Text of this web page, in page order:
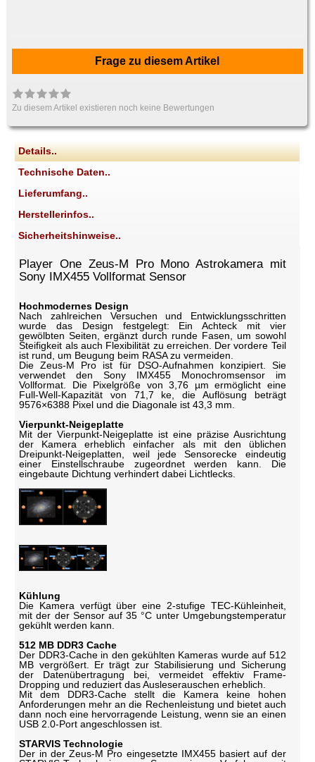
Frage zu diesem Artikel
Zu diesem Artikel existieren noch keine Bewertungen
Details..
Technische Daten..
Lieferumfang..
Herstellerinfos..
Sicherheitshinweise..
Player One Zeus-M Pro Mono Astrokamera mit
Sony IMX455 Vollformat Sensor
Hochmodernes Design
Nach zahlreichen Versuchen und Entwicklungsschritten
wurde das Design festgelegt: Ein Achteck mit vier
gewölbten Seiten, ergänzt durch runde Fasen, um sowohl
Steifigkeit als auch Flexibilität zu erreichen. Der vordere Teil
ist rund, um Beugung beim RASA zu vermeiden.
Die Zeus-M Pro ist für DSO-Aufnahmen konzipiert. Sie
verwendet den Sony IMX455 Monochromsensor im
Vollformat. Die Pixelgröße von 3,76 µm ermöglicht eine
Full-Well-Kapazität von 71,7 ke, die Auflösung beträgt
9576×6388 Pixel und die Diagonale ist 43,3 mm.
Vierpunkt-Neigeplatte
Mit der Vierpunkt-Neigeplatte ist eine präzise Ausrichtung
der Kamera erheblich einfacher als mit den üblichen
Dreipunkt-Neigeplatten, weil jede Sensorecke eindeutig
einer Einstellschraube zugeordnet werden kann. Die
eingebaute Dichtung verhindert dabei Lichtlecks.
Kühlung
Die Kamera verfügt über eine 2-stufige TEC-Kühleinheit,
mit der der Sensor auf 35 °C unter Umgebungstemperatur
gekühlt werden kann.
512 MB DDR3 Cache
Der DDR3-Cache in den gekühlten Kameras wurde auf 512
MB vergrößert. Er trägt zur Stabilisierung und Sicherung
der Datenübertragung bei, vermeidet effektiv Frame-
Dropping und reduziert das Ausleserauschen erheblich.
Mit dem DDR3-Cache stellt die Kamera keine hohen
Anforderungen mehr an die Rechenleistung und bietet auch
dann noch eine hervorragende Leistung, wenn sie an einen
USB 2.0-Port angeschlossen ist.
STARVIS Technologie
Der in der Zeus-M Pro eingesetzte IMX455 basiert auf der